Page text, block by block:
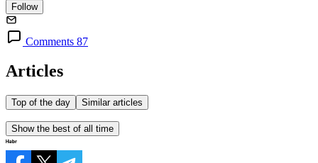
Follow
Comments 87
Articles
Top of the day Similar articles
Show the best of all time